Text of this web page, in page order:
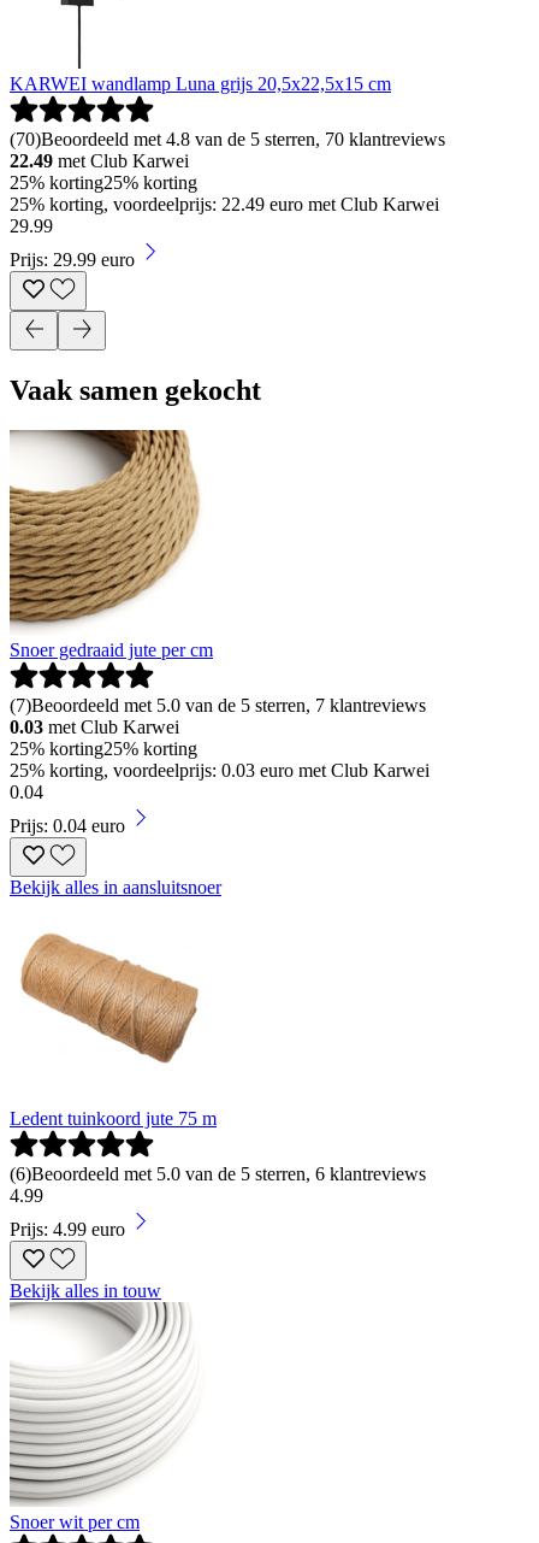
KARWEI wandlamp Luna grijs 20,5x22,5x15 cm
(70)Beoordeeld met 4.8 van de 5 sterren, 70 klantreviews
22.49 met Club Karwei
25% korting25% korting
25% korting, voordeelprijs: 22.49 euro met Club Karwei
29.99
Prijs: 29.99 euro
Vaak samen gekocht
Snoer gedraaid jute per cm
(7)Beoordeeld met 5.0 van de 5 sterren, 7 klantreviews
0.03 met Club Karwei
25% korting25% korting
25% korting, voordeelprijs: 0.03 euro met Club Karwei
0.04
Prijs: 0.04 euro
Bekijk alles in aansluitsnoer
Ledent tuinkoord jute 75 m
(6)Beoordeeld met 5.0 van de 5 sterren, 6 klantreviews
4.99
Prijs: 4.99 euro
Bekijk alles in touw
Snoer wit per cm